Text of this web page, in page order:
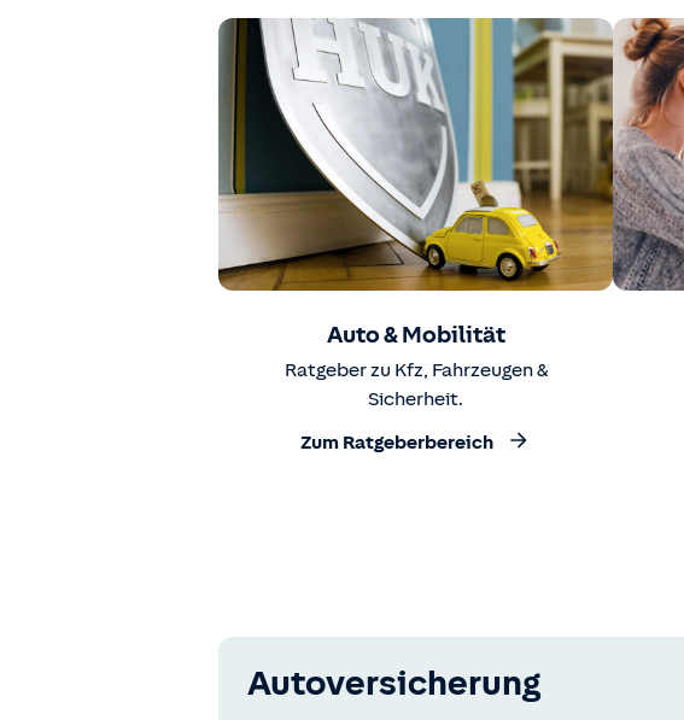
Auto & Mobilität
Ratgeber zu Kfz, Fahrzeugen &
Sicherheit.
Zum Ratgeberbereich
Autoversicherung